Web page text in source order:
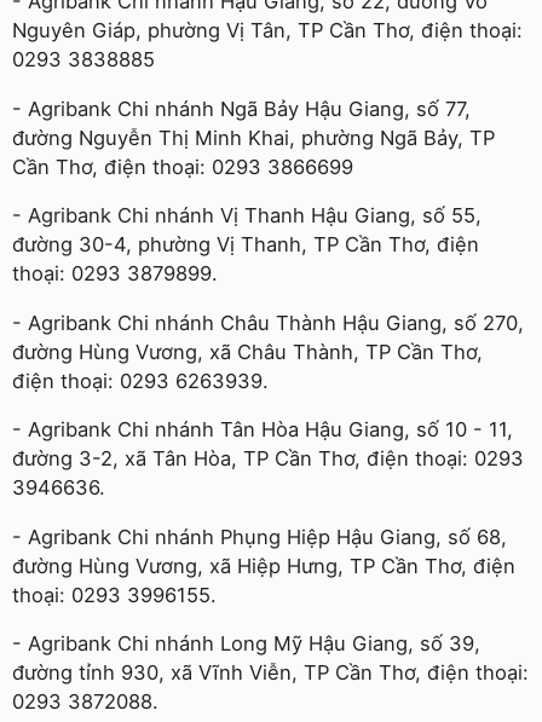
Nguyên Giáp, phường Vị Tân, TP Cần Thơ, điện thoại:
0293 3838885
- Agribank Chi nhánh Ngã Bảy Hậu Giang, số 77,
đường Nguyễn Thị Minh Khai, phường Ngã Bảy, TP
Cần Thơ, điện thoại: 0293 3866699
- Agribank Chi nhánh Vị Thanh Hậu Giang, số 55,
đường 30-4, phường Vị Thanh, TP Cần Thơ, điện
thoại: 0293 3879899.
- Agribank Chi nhánh Châu Thành Hậu Giang, số 270,
đường Hùng Vương, xã Châu Thành, TP Cần Thơ,
điện thoại: 0293 6263939.
- Agribank Chi nhánh Tân Hòa Hậu Giang, số 10 - 11,
đường 3-2, xã Tân Hòa, TP Cần Thơ, điện thoại: 0293
3946636.
- Agribank Chi nhánh Phụng Hiệp Hậu Giang, số 68,
đường Hùng Vương, xã Hiệp Hưng, TP Cần Thơ, điện
thoại: 0293 3996155.
- Agribank Chi nhánh Long Mỹ Hậu Giang, số 39,
đường tỉnh 930, xã Vĩnh Viễn, TP Cần Thơ, điện thoại:
0293 3872088.